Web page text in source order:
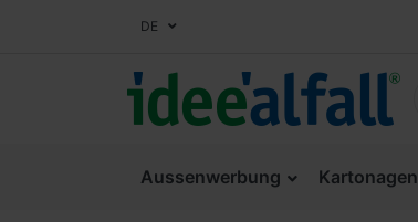
DE
Aussenwerbung Kartonagen